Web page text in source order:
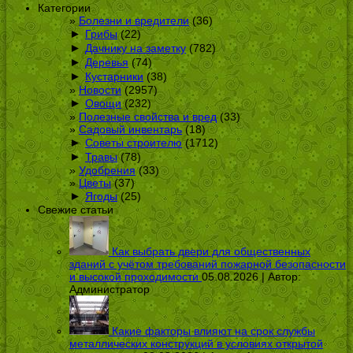
Категории
Болезни и вредители(36)
► Грибы(22)
► Дачнику на заметку (782)
► Деревья (74)
► Кустарники (38)
Новости(2957)
► Овощи(232)
Полезные свойства и вред(33)
Садовый инвентарь(18)
► Советы строителю(1712)
► Травы(78)
Удобрения(33)
Цветы(37)
► Ягоды(25)
Свежие статьи
Как выбрать двери для общественных
зданий с учётом требований пожарной безопасности
и высокой проходимости 05.08.2026 | Автор:
Администратор
Какие факторы влияют на срок службы
металлических конструкций в условиях открытой